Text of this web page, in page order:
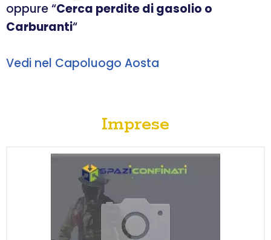
oppure “Cerca perdite di gasolio o
Carburanti“
Vedi nel Capoluogo Aosta
Imprese